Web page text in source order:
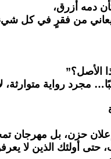
دمه أزرق،
يعاني من فقرٍ في كل
الأصل؟”
مجرد رواية متوارثة،
حزن، بل مهرجان
أولئك الذين لا